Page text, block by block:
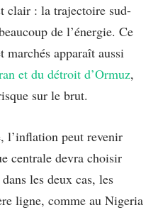
clair : la trajectoire sud-
de l’énergie. Ce
apparaît aussi
et du détroit d’Ormuz,
sur le brut.
l’inflation peut revenir
centrale devra choisir
les deux cas, les
ligne, comme au Nigeria